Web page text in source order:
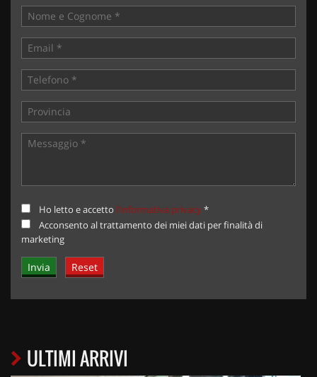
+ 39 347 2621925 Orari
14:30/19:30 Sabato 8:30 12:30 14.30 18.30
Trasparenza:
• Si precisa che le informazioni contenute negli annunci
online e nel proprio sito web sono state compilate con cura
affinché siano il più complete e precise; tuttavia possono
contenere errori e omissioni. Si declina ogni responsabilità
per eventuali involontarie incongruenze che non
Ho letto e accetto l'informativa privacy*
Acconsento al trattamento dei miei dati per finalità di
marketing
ULTIMI ARRIVI